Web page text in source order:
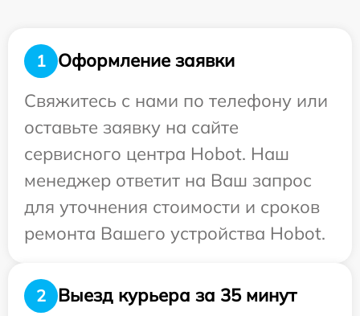
1
Оформление заявки
Свяжитесь с нами по телефону или
оставьте заявку на сайте
сервисного центра Hobot. Наш
менеджер ответит на Ваш запрос
для уточнения стоимости и сроков
ремонта Вашего устройства Hobot.
2 Выезд курьера за 35 минут